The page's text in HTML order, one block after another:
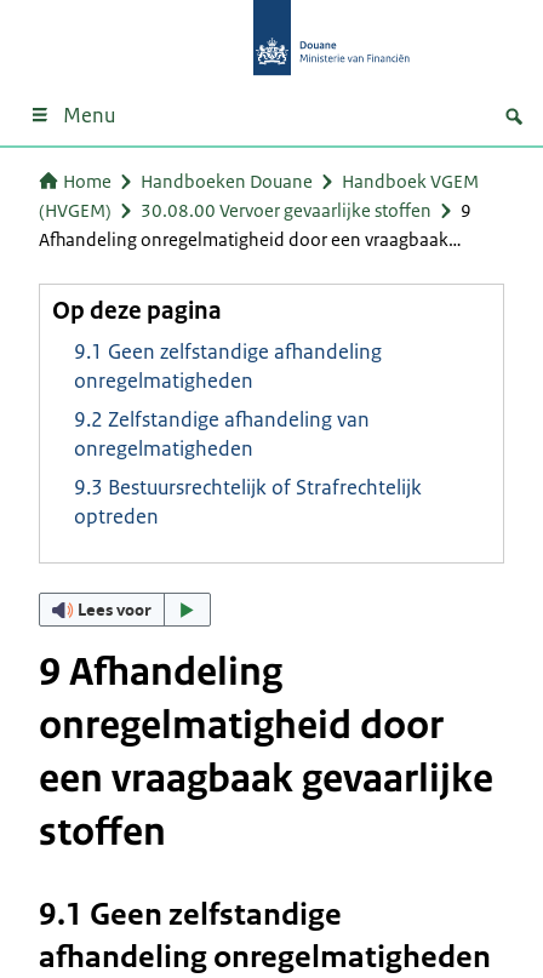
Menu
Home Handboeken Douane
Handboek VGEM
(HVGEM)
30.08.00 Vervoer gevaarlijke stoffen
9
Afhandeling onregelmatigheid door een vraagbaak…
Op deze pagina
9.1 Geen zelfstandige afhandeling
onregelmatigheden
9.2 Zelfstandige afhandeling van
onregelmatigheden
9.3 Bestuursrechtelijk of Strafrechtelijk
optreden
Lees voor
9 Afhandeling
onregelmatigheid door
een vraagbaak gevaarlijke
stoffen
9.1 Geen zelfstandige
afhandeling onregelmatigheden